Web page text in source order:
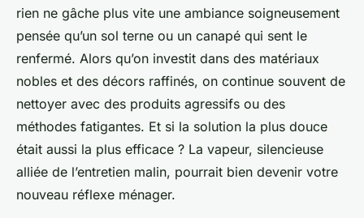
rien ne gâche plus vite une ambiance soigneusement
pensée qu’un sol terne ou un canapé qui sent le
renfermé. Alors qu’on investit dans des matériaux
nobles et des décors raffinés, on continue souvent de
nettoyer avec des produits agressifs ou des
méthodes fatigantes. Et si la solution la plus douce
était aussi la plus efficace ? La vapeur, silencieuse
alliée de l’entretien malin, pourrait bien devenir votre
nouveau réflexe ménager.